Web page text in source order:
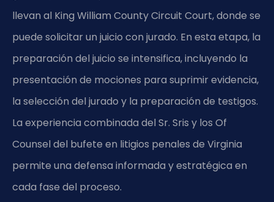
llevan al King William County Circuit Court, donde se
puede solicitar un juicio con jurado. En esta etapa, la
preparación del juicio se intensifica, incluyendo la
presentación de mociones para suprimir evidencia,
la selección del jurado y la preparación de testigos.
La experiencia combinada del Sr. Sris y los Of
Counsel del bufete en litigios penales de Virginia
permite una defensa informada y estratégica en
cada fase del proceso.